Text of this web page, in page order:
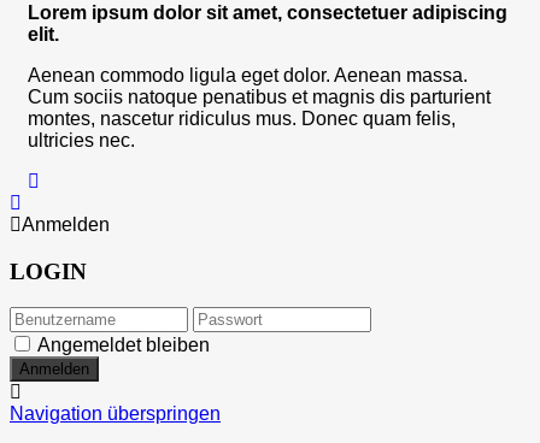
Lorem ipsum dolor sit amet, consectetuer adipiscing
elit.
Aenean commodo ligula eget dolor. Aenean massa.
Cum sociis natoque penatibus et magnis dis parturient
montes, nascetur ridiculus mus. Donec quam felis,
ultricies nec.
Anmelden
LOGIN
Angemeldet bleiben
Navigation überspringen